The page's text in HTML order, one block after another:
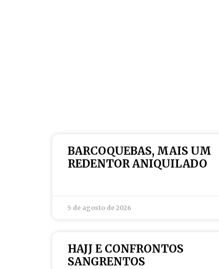
BARCOQUEBAS, MAIS UM
REDENTOR ANIQUILADO
5 de agosto de 2026
HAJJ E CONFRONTOS
SANGRENTOS